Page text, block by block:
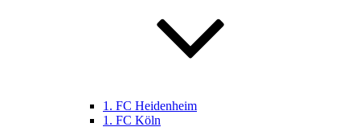
1. FC Heidenheim
1. FC Köln